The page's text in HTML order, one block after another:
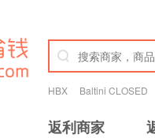
HBX Baltini CLOSED
返利商家